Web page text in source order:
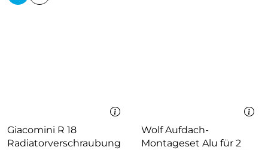
Giacomini R 18
Radiatorverschraubung
Wolf Aufdach-
Montageset Alu für 2